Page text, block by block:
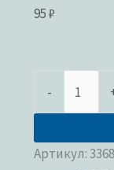
95₽
-
Артикул: